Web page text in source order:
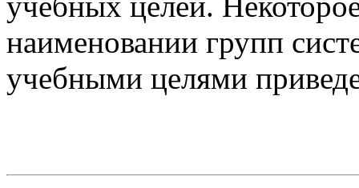
наименовании групп
учебными целями